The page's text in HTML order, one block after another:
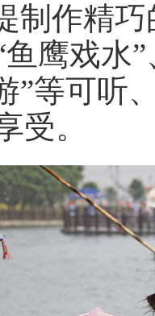
制作精
鹰戏水”
”等可听
受。